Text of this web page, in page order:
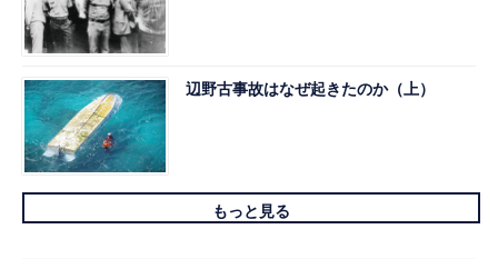
辺野古事故はなぜ起きたのか（上）
もっと見る